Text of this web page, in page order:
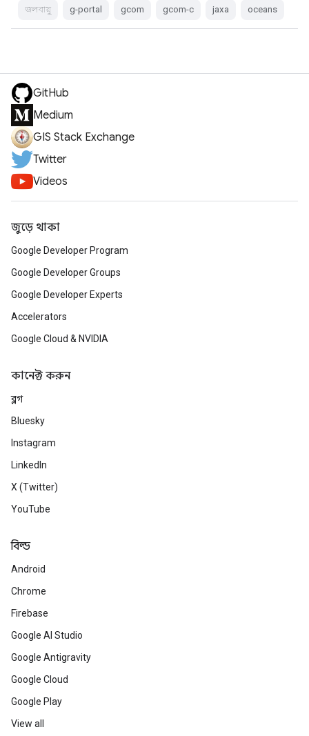
জলবায়ু g-portal gcom gcom-c jaxa oceans
GitHub
Medium
GIS Stack Exchange
Twitter
Videos
জুড়ে থাকা
Google Developer Program
Google Developer Groups
Google Developer Experts
Accelerators
Google Cloud & NVIDIA
কানেক্ট করুন
ব্লগ
Bluesky
Instagram
LinkedIn
X (Twitter)
YouTube
বিল্ড
Android
Chrome
Firebase
Google AI Studio
Google Antigravity
Google Cloud
Google Play
View all